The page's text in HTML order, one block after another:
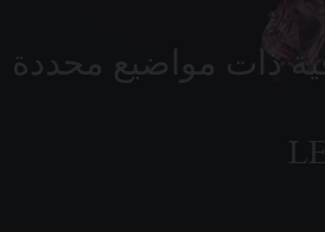
ذات مواضيع محددة